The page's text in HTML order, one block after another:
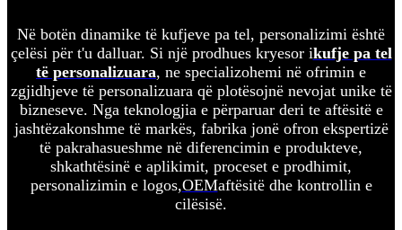
Në botën dinamike të kufjeve pa tel, personalizimi është
çelësi për t'u dalluar. Si një prodhues kryesor ikufje pa tel
të personalizuara, ne specializohemi në ofrimin e
zgjidhjeve të personalizuara që plotësojnë nevojat unike të
bizneseve. Nga teknologjia e përparuar deri te aftësitë e
jashtëzakonshme të markës, fabrika jonë ofron ekspertizë
të pakrahasueshme në diferencimin e produkteve,
shkathtësinë e aplikimit, proceset e prodhimit,
personalizimin e logos,OEMaftësitë dhe kontrollin e
cilësisë.